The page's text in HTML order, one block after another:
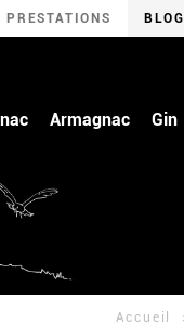
PRESTATIONS BLOG
Armagnac Gin
Accueil